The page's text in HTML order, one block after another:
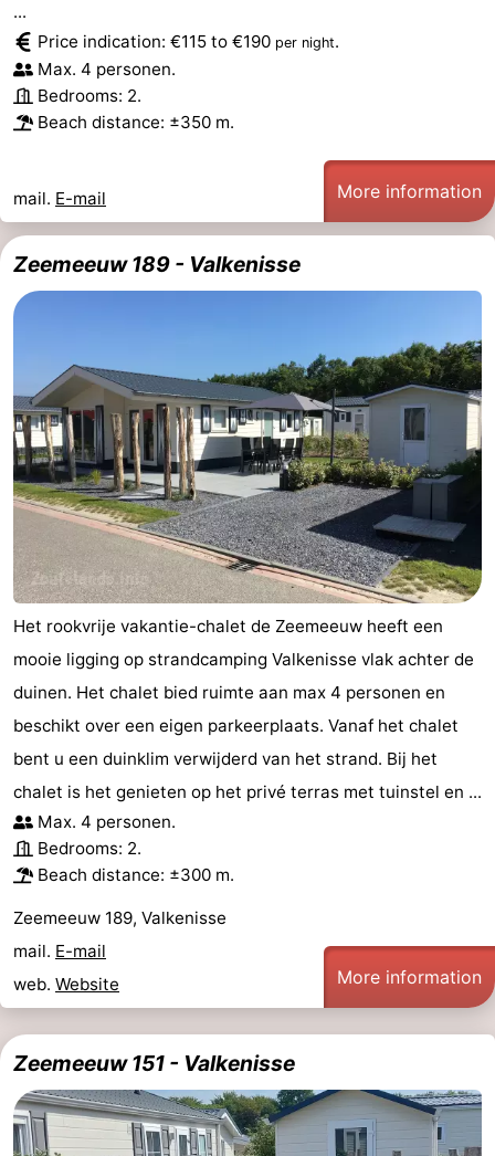
...
Price indication: €115 to €190 per night.
Max. 4 personen.
Bedrooms: 2.
Beach distance: ±350 m.
mail. E-mail More information
Zeemeeuw 189 - Valkenisse
Het rookvrije vakantie-chalet de Zeemeeuw heeft een
mooie ligging op strandcamping Valkenisse vlak achter de
duinen. Het chalet bied ruimte aan max 4 personen en
beschikt over een eigen parkeerplaats. Vanaf het chalet
bent u een duinklim verwijderd van het strand. Bij het
chalet is het genieten op het privé terras met tuinstel en ...
Max. 4 personen.
Bedrooms: 2.
Beach distance: ±300 m.
Zeemeeuw 189, Valkenisse
mail. E-mail
web. Website More information
Zeemeeuw 151 - Valkenisse